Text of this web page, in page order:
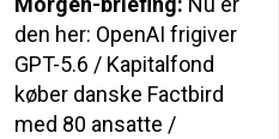
den her: OpenAI frigiver
GPT-5.6 / Kapitalfond
køber danske Factbird
med 80 ansatte /